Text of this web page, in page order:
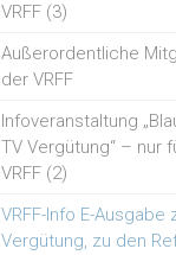
VRFF (3)
Außerordentliche
der VRFF
Infoveranstaltung
TV Vergütung“ – nur
VRFF (2)
VRFF-Info E-Ausgabe
Vergütung, zu den